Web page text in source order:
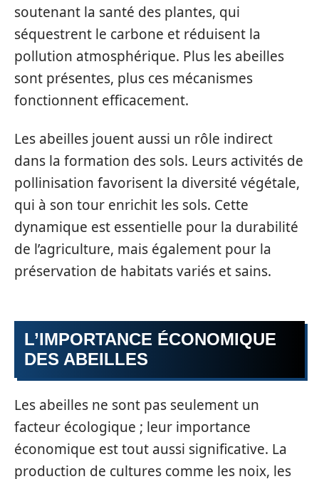
soutenant la santé des plantes, qui
séquestrent le carbone et réduisent la
pollution atmosphérique. Plus les abeilles
sont présentes, plus ces mécanismes
fonctionnent efficacement.
Les abeilles jouent aussi un rôle indirect
dans la formation des sols. Leurs activités de
pollinisation favorisent la diversité végétale,
qui à son tour enrichit les sols. Cette
dynamique est essentielle pour la durabilité
de l’agriculture, mais également pour la
préservation de habitats variés et sains.
L’IMPORTANCE ÉCONOMIQUE
DES ABEILLES
Les abeilles ne sont pas seulement un
facteur écologique ; leur importance
économique est tout aussi significative. La
production de cultures comme les noix, les